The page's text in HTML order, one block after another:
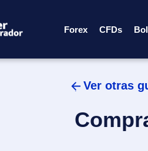
Forex CFDs
Ver otras